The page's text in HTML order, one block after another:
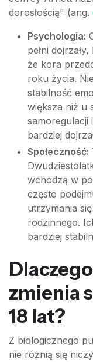
dorosłością" (ang.
Psychologia:
pełni
że kora
roku życia.
stabilność
większa niż u
samoregulacji
bardziej
Społeczność:
wchodzą w
często
utrzymania
rodzinnego.
bardziej
zmienia
18 lat?
Z biologicznego
nie różnią się